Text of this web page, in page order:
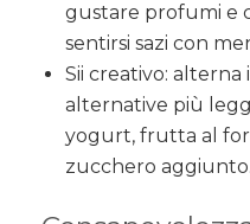
gustare profumi e
sentirsi sazi con
Sii creativo: alterna
alternative più
yogurt, frutta al
zucchero aggiunto.